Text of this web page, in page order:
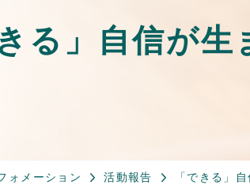
きる」自信が
ォメーション 活動報告 「できる」